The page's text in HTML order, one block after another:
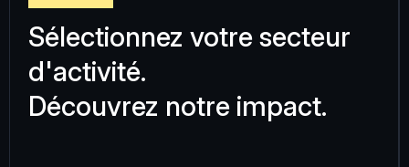
Sélectionnez votre secteur
d'activité.
Découvrez notre impact.